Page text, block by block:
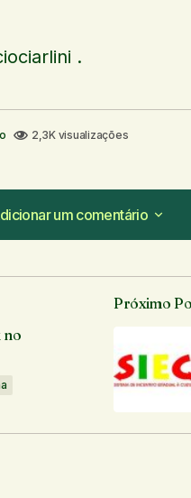
.
2,3K visualizações
um comentário
um comentário
Campos
no
Próximo